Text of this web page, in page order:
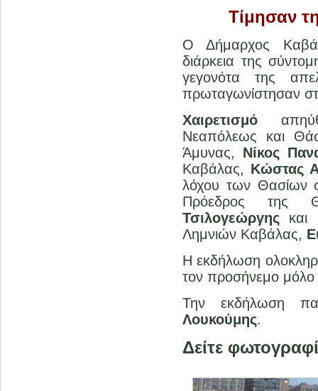
Τίμησαν
Ο Δήμαρχος
διάρκεια της
γεγονότα της
πρωταγωνίστησαν
Χαιρετισμό
Νεαπόλεως και
Άμυνας, Νίκος
Καβάλας, Κώστας
λόχου των Θασίων
Πρόεδρος της
Τσιλογεώργης και
Λημνιών Καβάλας,
Η εκδήλωση
τον προσήνεμο μόλο
Την εκδήλωση
Λουκούμης.
Δείτε